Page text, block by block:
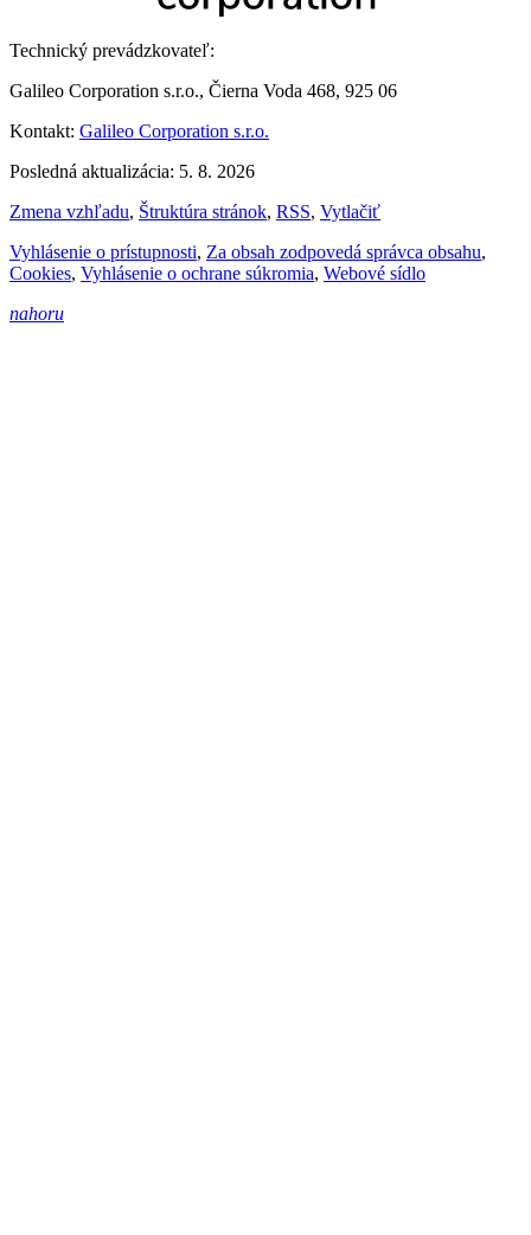
Technický prevádzkovateľ:
Galileo Corporation s.r.o., Čierna Voda 468, 925 06
Kontakt: Galileo Corporation s.r.o.
Posledná aktualizácia: 5. 8. 2026
Zmena vzhľadu, Štruktúra stránok, RSS, Vytlačiť
Vyhlásenie o prístupnosti, Za obsah zodpovedá správca obsahu,
Cookies, Vyhlásenie o ochrane súkromia, Webové sídlo
nahoru